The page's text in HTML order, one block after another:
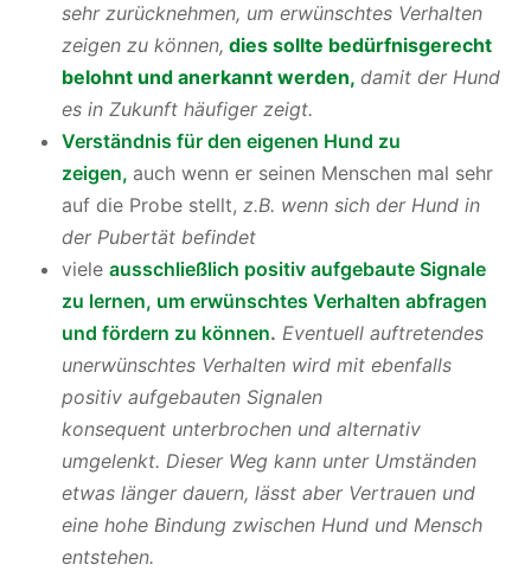
sehr zurücknehmen, um erwünschtes Verhalten
zeigen zu können, dies sollte bedürfnisgerecht
belohnt und anerkannt werden, damit der Hund
es in Zukunft häufiger zeigt.
Verständnis für den eigenen Hund zu
zeigen, auch wenn er seinen Menschen mal sehr
auf die Probe stellt, z.B. wenn sich der Hund in
der Pubertät befindet
viele ausschließlich positiv aufgebaute Signale
zu lernen, um erwünschtes Verhalten abfragen
und fördern zu können. Eventuell auftretendes
unerwünschtes Verhalten wird mit ebenfalls
positiv aufgebauten Signalen
konsequent unterbrochen und alternativ
umgelenkt. Dieser Weg kann unter Umständen
etwas länger dauern, lässt aber Vertrauen und
eine hohe Bindung zwischen Hund und Mensch
entstehen.